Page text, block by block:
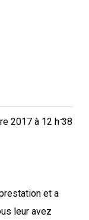
2017 à 12 h 38
et a
leur avez
...
cette